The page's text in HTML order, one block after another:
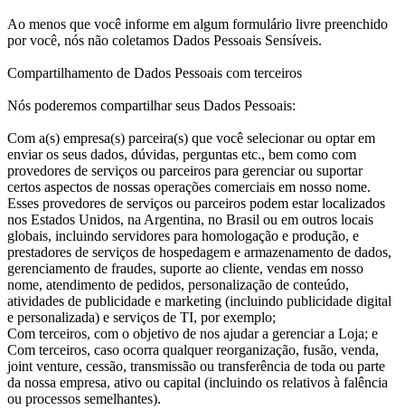
Ao menos que você informe em algum formulário livre preenchido
por você, nós não coletamos Dados Pessoais Sensíveis.
Compartilhamento de Dados Pessoais com terceiros
Nós poderemos compartilhar seus Dados Pessoais:
Com a(s) empresa(s) parceira(s) que você selecionar ou optar em
enviar os seus dados, dúvidas, perguntas etc., bem como com
provedores de serviços ou parceiros para gerenciar ou suportar
certos aspectos de nossas operações comerciais em nosso nome.
Esses provedores de serviços ou parceiros podem estar localizados
nos Estados Unidos, na Argentina, no Brasil ou em outros locais
globais, incluindo servidores para homologação e produção, e
prestadores de serviços de hospedagem e armazenamento de dados,
gerenciamento de fraudes, suporte ao cliente, vendas em nosso
nome, atendimento de pedidos, personalização de conteúdo,
atividades de publicidade e marketing (incluindo publicidade digital
e personalizada) e serviços de TI, por exemplo;
Com terceiros, com o objetivo de nos ajudar a gerenciar a Loja; e
Com terceiros, caso ocorra qualquer reorganização, fusão, venda,
joint venture, cessão, transmissão ou transferência de toda ou parte
da nossa empresa, ativo ou capital (incluindo os relativos à falência
ou processos semelhantes).